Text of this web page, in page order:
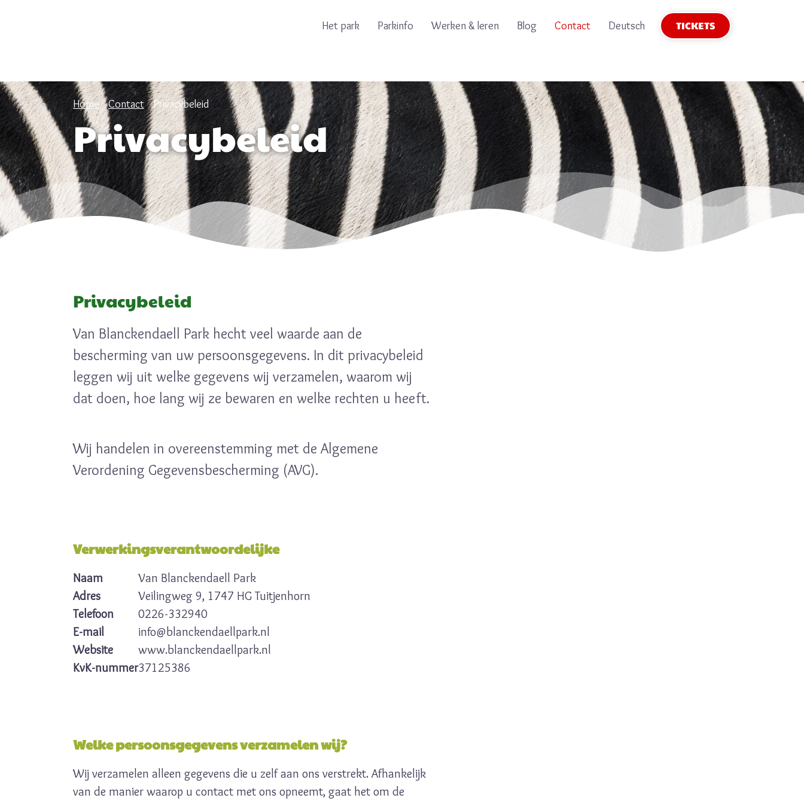
Het park Parkinfo Werken & leren Blog Contact Deutsch TICKETS
Home Contact Privacybeleid
Privacybeleid
Privacybeleid
Van Blanckendaell Park hecht veel waarde aan de
bescherming van uw persoonsgegevens. In dit privacybeleid
leggen wij uit welke gegevens wij verzamelen, waarom wij
dat doen, hoe lang wij ze bewaren en welke rechten u heeft.
Wij handelen in overeenstemming met de Algemene
Verordening Gegevensbescherming (AVG).
Verwerkingsverantwoordelijke
Naam
Van Blanckendaell Park
Adres
Veilingweg 9, 1747 HG Tuitjenhorn
Telefoon
0226-332940
E-mail
info@blanckendaellpark.nl
Website
www.blanckendaellpark.nl
KvK-nummer37125386
Welke persoonsgegevens verzamelen wij?
Wij verzamelen alleen gegevens die u zelf aan ons verstrekt. Afhankelijk
van de manier waarop u contact met ons opneemt, gaat het om de